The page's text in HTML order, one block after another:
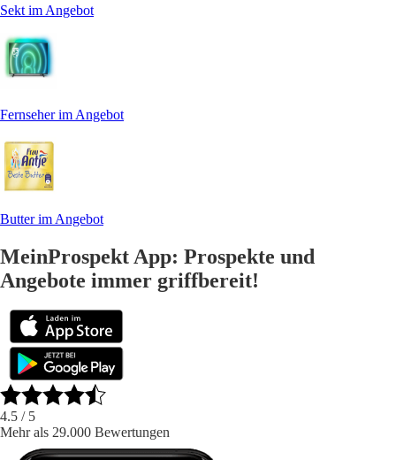
Sekt im Angebot
Fernseher im Angebot
Butter im Angebot
MeinProspekt App: Prospekte und
Angebote immer griffbereit!
4.5 / 5
Mehr als 29.000 Bewertungen